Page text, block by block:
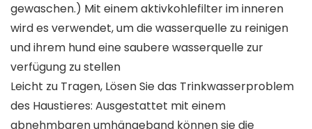
gewaschen.) Mit einem aktivkohlefilter im inneren
wird es verwendet, um die wasserquelle zu reinigen
und ihrem hund eine saubere wasserquelle zur
verfügung zu stellen
Leicht zu Tragen, Lösen Sie das Trinkwasserproblem
des Haustieres: Ausgestattet mit einem
abnehmbaren umhängeband können sie die